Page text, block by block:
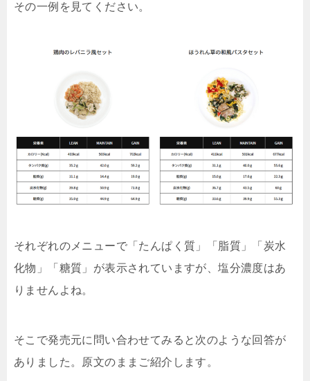
その一例を見てください。
それぞれのメニューで「たんぱく質」「脂質」「炭水
化物」「糖質」が表示されていますが、塩分濃度はあ
りませんよね。
そこで発売元に問い合わせてみると次のような回答が
ありました。原文のままご紹介します。